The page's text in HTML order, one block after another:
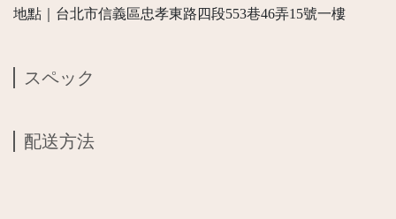
地點｜台北市信義區忠孝東路四段553巷46弄15號一樓
スペック
配送方法